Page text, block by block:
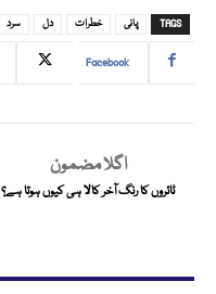
TAGS پانی خطرات دل سرد
Facebook
اگلا مضمون
ٹائروں کا رنگ آخر کالا ہی کیوں ہوتا ہے؟